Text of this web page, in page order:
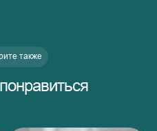
также